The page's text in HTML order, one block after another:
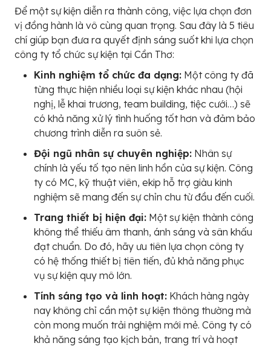
Để một sự kiện diễn ra thành công, việc lựa chọn đơn
vị đồng hành là vô cùng quan trọng. Sau đây là 5 tiêu
chí giúp bạn đưa ra quyết định sáng suốt khi lựa chọn
công ty tổ chức sự kiện tại Cần Thơ:
Kinh nghiệm tổ chức đa dạng: Một công ty đã
từng thực hiện nhiều loại sự kiện khác nhau (hội
nghị, lễ khai trương, team building, tiệc cưới…) sẽ
có khả năng xử lý tình huống tốt hơn và đảm bảo
chương trình diễn ra suôn sẻ.
Đội ngũ nhân sự chuyên nghiệp: Nhân sự
chính là yếu tố tạo nên linh hồn của sự kiện. Công
ty có MC, kỹ thuật viên, ekip hỗ trợ giàu kinh
nghiệm sẽ mang đến sự chỉn chu từ đầu đến cuối.
Trang thiết bị hiện đại: Một sự kiện thành công
không thể thiếu âm thanh, ánh sáng và sân khấu
đạt chuẩn. Do đó, hãy ưu tiên lựa chọn công ty
có hệ thống thiết bị tiên tiến, đủ khả năng phục
vụ sự kiện quy mô lớn.
Tính sáng tạo và linh hoạt: Khách hàng ngày
nay không chỉ cần một sự kiện thông thường mà
còn mong muốn trải nghiệm mới mẻ. Công ty có
khả năng sáng tạo kịch bản, trang trí và hoạt